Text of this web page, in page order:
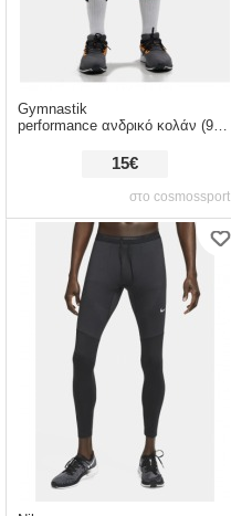
στο cosmossport
Gymnastik
performance ανδρικό κολάν (9000101437_6778)
15€